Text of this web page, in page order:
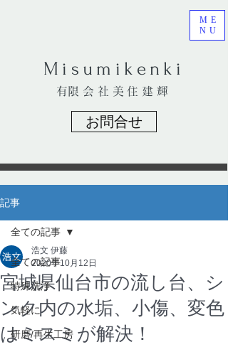
​Misumikenki
​有限会社美住建輝
お問合せ
ME
NU
記事
全ての記事
特殊洗浄
気軽に
研磨/再生工房
全ての記事
宮城県仙台市の流し台、シ
ンク内の水垢、小傷、変色
はミスミが解決！
浩文 伊藤
2020年10月12日